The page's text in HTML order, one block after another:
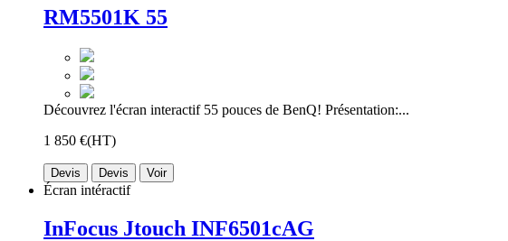
RM5501K 55
Découvrez l'écran interactif 55 pouces de BenQ! Présentation:...
1 850 €(HT)
Devis Devis Voir
Écran intéractif
InFocus Jtouch INF6501cAG